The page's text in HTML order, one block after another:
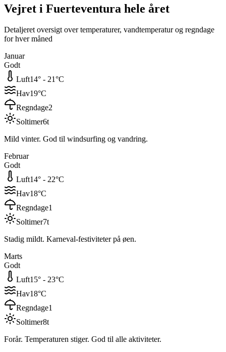
Vejret i Fuerteventura hele året
Detaljeret oversigt over temperaturer, vandtemperatur og regndage
for hver måned
Januar
Godt
Luft14° - 21°C
Hav19°C
Regndage2
Soltimer6t
Mild vinter. God til windsurfing og vandring.
Februar
Godt
Luft14° - 22°C
Hav18°C
Regndage1
Soltimer7t
Stadig mildt. Karneval-festiviteter på øen.
Marts
Godt
Luft15° - 23°C
Hav18°C
Regndage1
Soltimer8t
Forår. Temperaturen stiger. God til alle aktiviteter.